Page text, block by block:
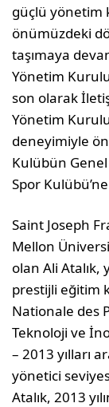
güçlü yönetim
önümüzdeki
taşımaya
Yönetim
son olarak
Yönetim
deneyimiyle
Kulübün Genel
Spor
Saint Joseph
Mellon
olan Ali Atalık,
prestijli eğitim
Nationale des
Teknoloji ve
– 2013 yılları
yönetici
Atalık, 2013